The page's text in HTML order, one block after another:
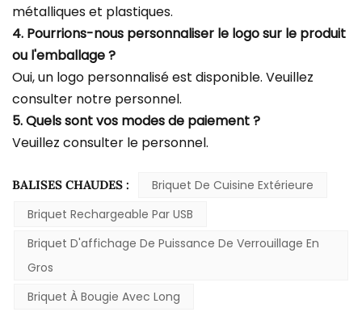
métalliques et plastiques.
4. Pourrions-nous personnaliser le logo sur le produit
ou l'emballage ?
Oui, un logo personnalisé est disponible. Veuillez
consulter notre personnel.
5. Quels sont vos modes de paiement ?
Veuillez consulter le personnel.
BALISES CHAUDES :
Briquet De Cuisine Extérieure
Briquet Rechargeable Par USB
Briquet D'affichage De Puissance De Verrouillage En
Gros
Briquet À Bougie Avec Long